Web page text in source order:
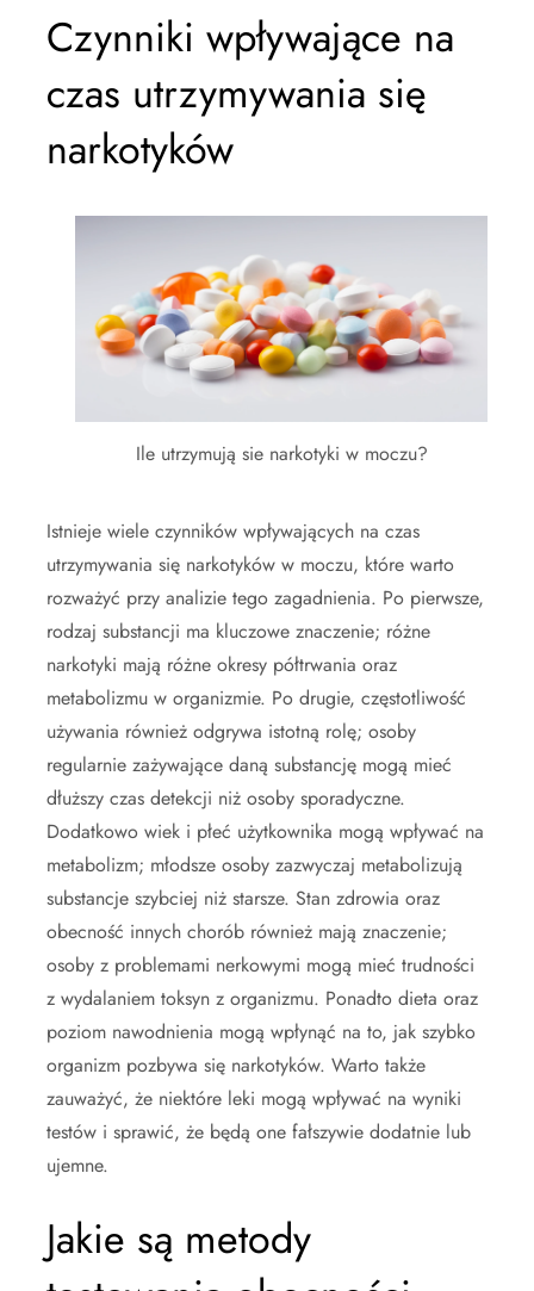
Czynniki wpływające na
czas utrzymywania się
narkotyków
Ile utrzymują sie narkotyki w moczu?
Istnieje wiele czynników wpływających na czas
utrzymywania się narkotyków w moczu, które warto
rozważyć przy analizie tego zagadnienia. Po pierwsze,
rodzaj substancji ma kluczowe znaczenie; różne
narkotyki mają różne okresy półtrwania oraz
metabolizmu w organizmie. Po drugie, częstotliwość
używania również odgrywa istotną rolę; osoby
regularnie zażywające daną substancję mogą mieć
dłuższy czas detekcji niż osoby sporadyczne.
Dodatkowo wiek i płeć użytkownika mogą wpływać na
metabolizm; młodsze osoby zazwyczaj metabolizują
substancje szybciej niż starsze. Stan zdrowia oraz
obecność innych chorób również mają znaczenie;
osoby z problemami nerkowymi mogą mieć trudności
z wydalaniem toksyn z organizmu. Ponadto dieta oraz
poziom nawodnienia mogą wpłynąć na to, jak szybko
organizm pozbywa się narkotyków. Warto także
zauważyć, że niektóre leki mogą wpływać na wyniki
testów i sprawić, że będą one fałszywie dodatnie lub
ujemne.
Jakie są metody